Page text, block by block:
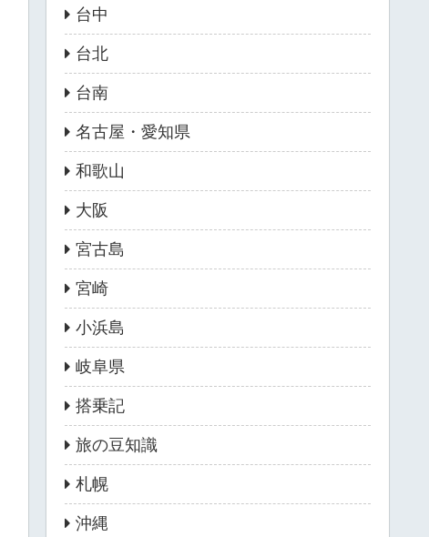
台中
台北
台南
名古屋・愛知県
和歌山
大阪
宮古島
宮崎
小浜島
岐阜県
搭乗記
旅の豆知識
札幌
沖縄